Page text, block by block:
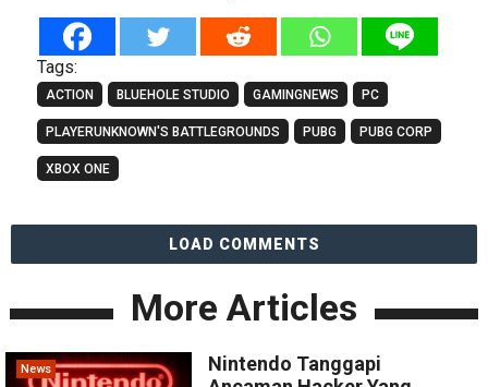
Tags:
ACTION BLUEHOLE STUDIO GAMINGNEWS PC
PLAYERUNKNOWN'S BATTLEGROUNDS PUBG PUBG CORP
XBOX ONE
LOAD COMMENTS
More Articles
News
Nintendo Tanggapi